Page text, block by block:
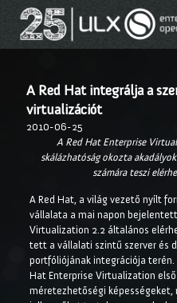
A Red Hat integrálja a
virtualizációt
2010-06-25
A Red Hat Enterprise
skálázhatóság okozta
számára teszi
A Red Hat, a világ vezető nyílt
vállalata a mai napon
Virtualization 2.2 általános
tett a vállalati szintű szerver és
portfóliójának integrációja
Hat Enterprise Virtualization
méretezhetőségi képességeket,